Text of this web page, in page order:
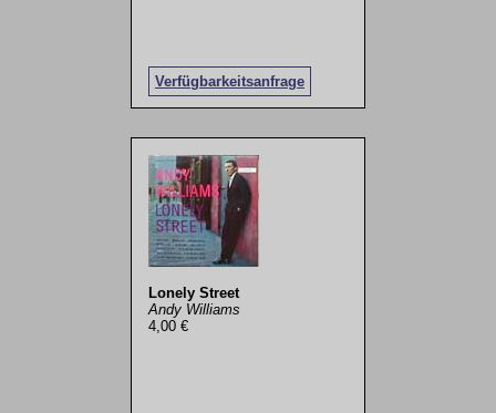
Verfügbarkeitsanfrage
Lonely Street
Andy Williams
4,00 €